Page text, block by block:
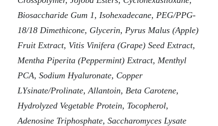
Biosaccharide Gum 1, Isohexadecane, PEG/PPG-
18/18 Dimethicone, Glycerin, Pyrus Malus (Apple)
Fruit Extract, Vitis Vinifera (Grape) Seed Extract,
Mentha Piperita (Peppermint) Extract, Menthyl
PCA, Sodium Hyaluronate, Copper
LYsinate/Prolinate, Allantoin, Beta Carotene,
Hydrolyzed Vegetable Protein, Tocopherol,
Adenosine Triphosphate, Saccharomyces Lysate